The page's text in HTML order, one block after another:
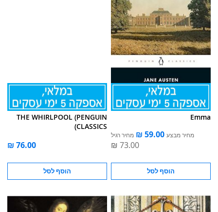
Emma
מחיר מבצע מחיר רגיל
הוסף לסל
THE WHIRLPOOL (PENGUIN
CLASSICS)
הוסף לסל